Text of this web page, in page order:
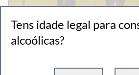
Tens idade legal para
alcoólicas?